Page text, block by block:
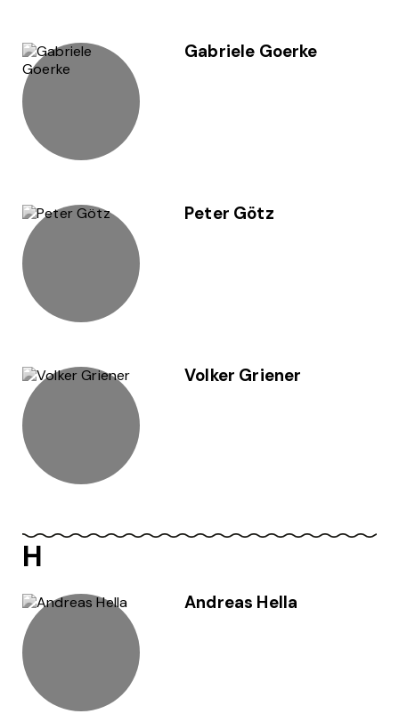
Gabriele Goerke
Peter Götz
Volker Griener
H
Andreas Hella